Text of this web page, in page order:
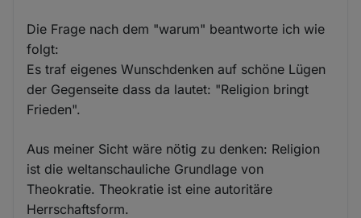
Die Frage nach dem "warum" beantworte ich wie
folgt:
Es traf eigenes Wunschdenken auf schöne Lügen
der Gegenseite dass da lautet: "Religion bringt
Frieden".
Aus meiner Sicht wäre nötig zu denken: Religion
ist die weltanschauliche Grundlage von
Theokratie. Theokratie ist eine autoritäre
Herrschaftsform.